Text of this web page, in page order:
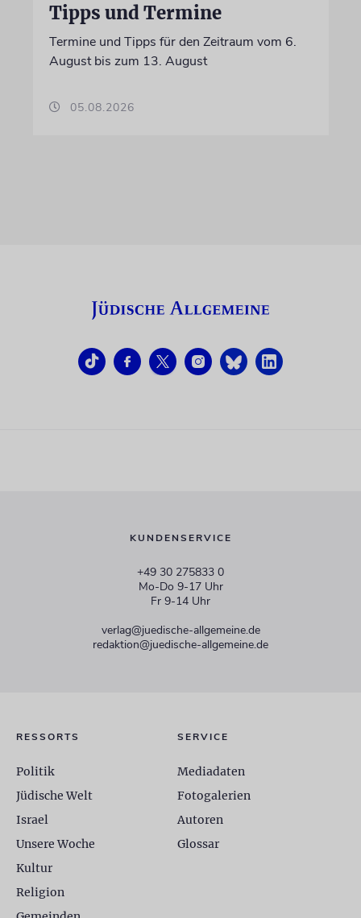
Tipps und Termine
Termine und Tipps für den Zeitraum vom 6.
August bis zum 13. August
05.08.2026
KUNDENSERVICE
+49 30 275833 0
Mo-Do 9-17 Uhr
Fr 9-14 Uhr
verlag@juedische-allgemeine.de
redaktion@juedische-allgemeine.de
RESSORTS
Politik
Jüdische Welt
Israel
Unsere Woche
Kultur
Religion
SERVICE
Mediadaten
Fotogalerien
Autoren
Glossar